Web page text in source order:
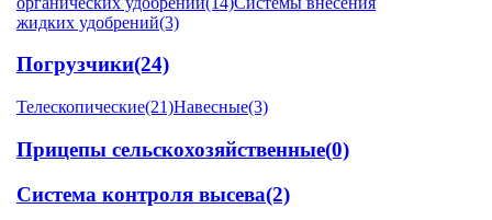
жидких удобрений(3)
Погрузчики(24)
Телескопические(21)Навесные(3)
Прицепы сельскохозяйственные(0)
Система контроля высева(2)